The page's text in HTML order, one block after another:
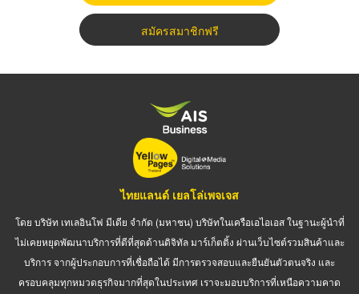
สมัครสมาชิกฟรี
ไทยแลนด์ เยลโล่เพจเจส
โดย บริษัท เทเลอินโฟ มีเดีย จำกัด (มหาชน) บริษัทในเครือเอไอเอส ในฐานะผู้นำที่
ไม่เคยหยุดพัฒนาบริการที่ดีที่สุดด้านดิจิทัล มาร์เก็ตติ้ง ผ่านเว็บไซต์รวมสินค้าและ
บริการ จากผู้ประกอบการที่เชื่อถือได้ มีการตรวจสอบและยืนยันตัวตนจริง และ
ครอบคลุมทุกหมวดธุรกิจมากที่สุดในประเทศ เราจะมอบบริการที่เหนือความคาด